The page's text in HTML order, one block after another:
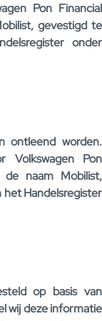
Pon Financial
gevestigd te
onder
ontleend worden.
Volkswagen Pon
de naam Mobilist,
Handelsregister
op basis van
wij deze informatie